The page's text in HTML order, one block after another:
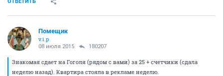
Помещик
v.i.p.
08 июля 2015 180207
Знакомая сдает на Гоголя (рядом с вами) за 25 + счетчики (сдала
неделю назад). Квартира стояла в рекламе неделю.